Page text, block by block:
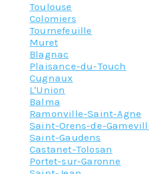
Toulouse
Colomiers
Tournefeuille
Muret
Blagnac
Plaisance-du-Touch
Cugnaux
L'Union
Balma
Ramonville-Saint-Agne
Saint-Orens-de-
Saint-Gaudens
Castanet-Tolosan
Portet-sur-Garonne